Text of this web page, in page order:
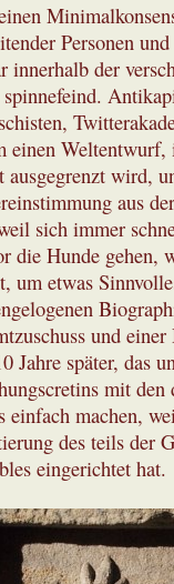
Personen
innerhalb der
spinnefeind.
einen Weltentwurf,
ausgegrenzt wird,
aus
sich immer
die Hunde gehen,
um etwas
und
Jahre später, das
mit
einfach machen,
des teils der
eingerichtet hat.